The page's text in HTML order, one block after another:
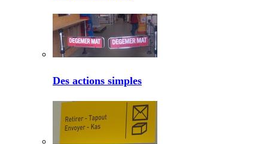
Des actions simples